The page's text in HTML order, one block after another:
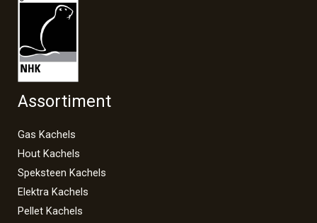
Assortiment
Gas Kachels
Hout Kachels
Speksteen Kachels
Elektra Kachels
Pellet Kachels